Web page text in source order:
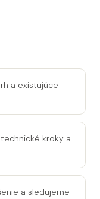
a existujúce
kroky a
a sledujeme